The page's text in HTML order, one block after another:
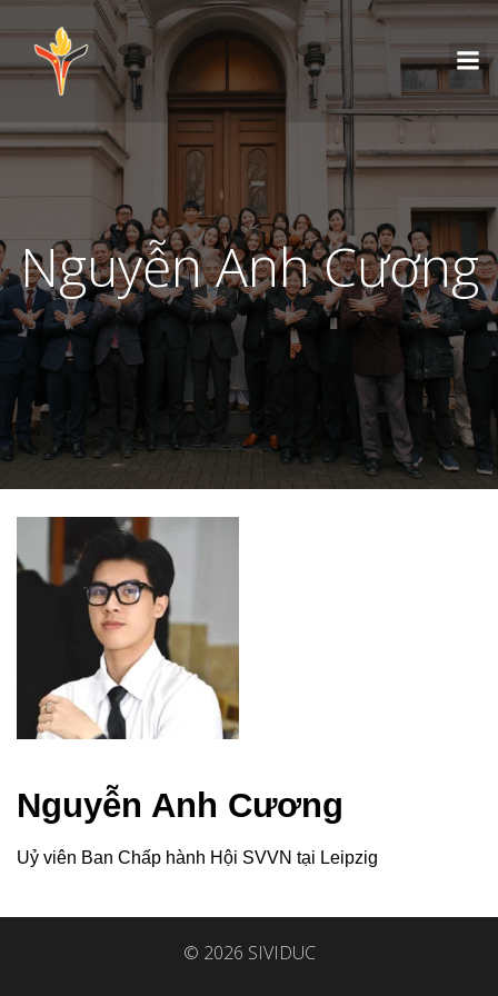
Nguyễn Anh Cương
Nguyễn Anh Cương
Uỷ viên Ban Chấp hành Hội SVVN tại Leipzig
© 2026 SIVIDUC